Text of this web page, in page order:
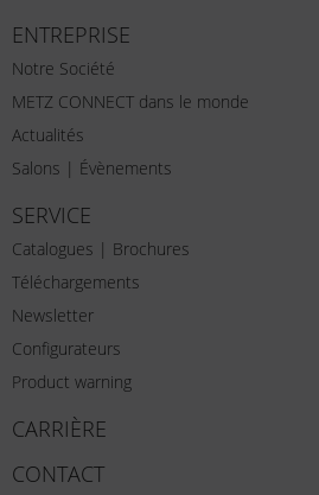
ENTREPRISE
Notre Société
METZ CONNECT dans le monde
Actualités
Salons | Évènements
SERVICE
Catalogues | Brochures
Téléchargements
Newsletter
Configurateurs
Product warning
CARRIÈRE
CONTACT